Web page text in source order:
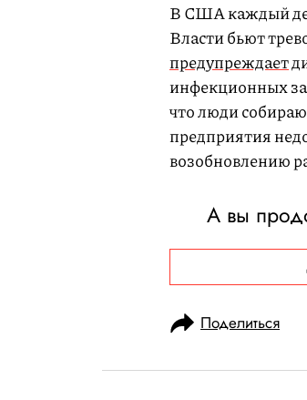
В США каждый
Власти бьют
предупреждает
инфекционных
что люди
предприятия
возобновлению
А вы
Поделиться